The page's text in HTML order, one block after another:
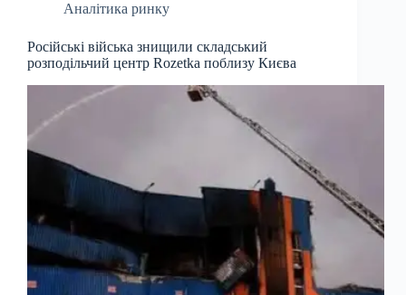
Аналітика ринку
Російські війська знищили складський
розподільчий центр Rozetka поблизу Києва